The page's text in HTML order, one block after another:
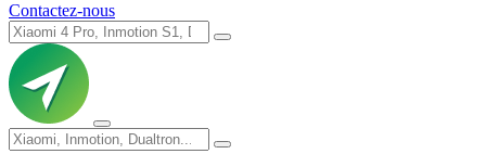
Contactez-nous